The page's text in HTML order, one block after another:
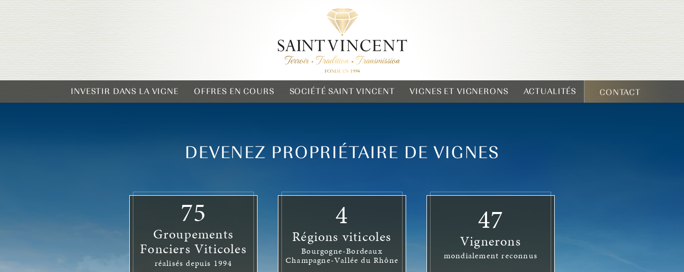
DEVENEZ PROPRIÉTAIRE DE VIGNES
75
Groupements
Fonciers Viticoles
réalisés depuis 1994
4
Régions viticoles
Bourgogne-Bordeaux
Champagne-Vallée du Rhône
47
Vignerons
mondialement reconnus
SOCIÉTÉ SAINT VINCENT
OFFRES EN COURS
INVESTIR DANS LA VIGNE VIGNES ET VIGNERONS ACTUALITÉS CONTACT